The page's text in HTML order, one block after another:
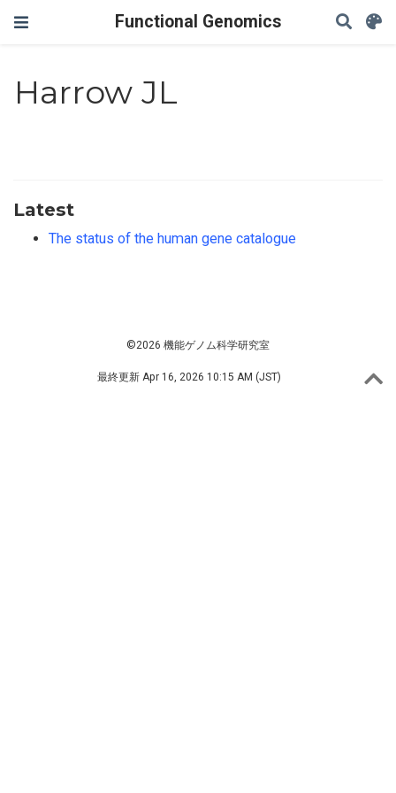
Functional Genomics
Harrow JL
Latest
The status of the human gene catalogue
©2026 機能ゲノム科学研究室
最終更新 Apr 16, 2026 10:15 AM (JST)